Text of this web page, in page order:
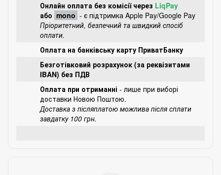
Онлайн оплата без комісії через LiqPay
або mono - є підтримка Apple Pay/Google Pay
Пріоритетний, безпечний та швидкий спосіб
оплати.
Оплата на банківську карту ПриватБанку
Безготівковий розрахунок (за реквізитами
IBAN) без ПДВ
Оплата при отриманні - лише при виборі
доставки Новою Поштою.
Доставка з післяплатою можлива після сплати
завдатку 100 грн.